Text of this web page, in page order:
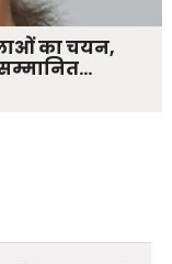
का चयन,
सम्मानित…